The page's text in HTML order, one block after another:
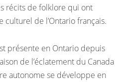
récits de folklore qui ont
de l’Ontario français.
présente en Ontario depuis
de l’éclatement du Canada
autonome se développe en